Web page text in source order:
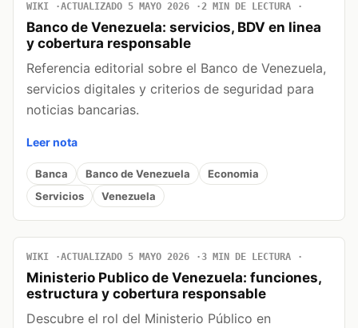
WIKI ACTUALIZADO 5 MAYO 2026 2 MIN DE LECTURA
Banco de Venezuela: servicios, BDV en linea
y cobertura responsable
Referencia editorial sobre el Banco de Venezuela,
servicios digitales y criterios de seguridad para
noticias bancarias.
Leer nota
Banca Banco de Venezuela
Economia
Servicios
Venezuela
WIKI ACTUALIZADO 5 MAYO 2026 3 MIN DE LECTURA
Ministerio Publico de Venezuela: funciones,
estructura y cobertura responsable
Descubre el rol del Ministerio Público en